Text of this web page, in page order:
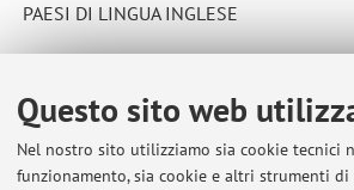
Questo sito web
Nel nostro sito utilizziamo sia cookie tecnici
funzionamento, sia cookie e altri strumenti di
PAESI DI LINGUA INGLESE
Pubblicato il: 07 settembre 2025